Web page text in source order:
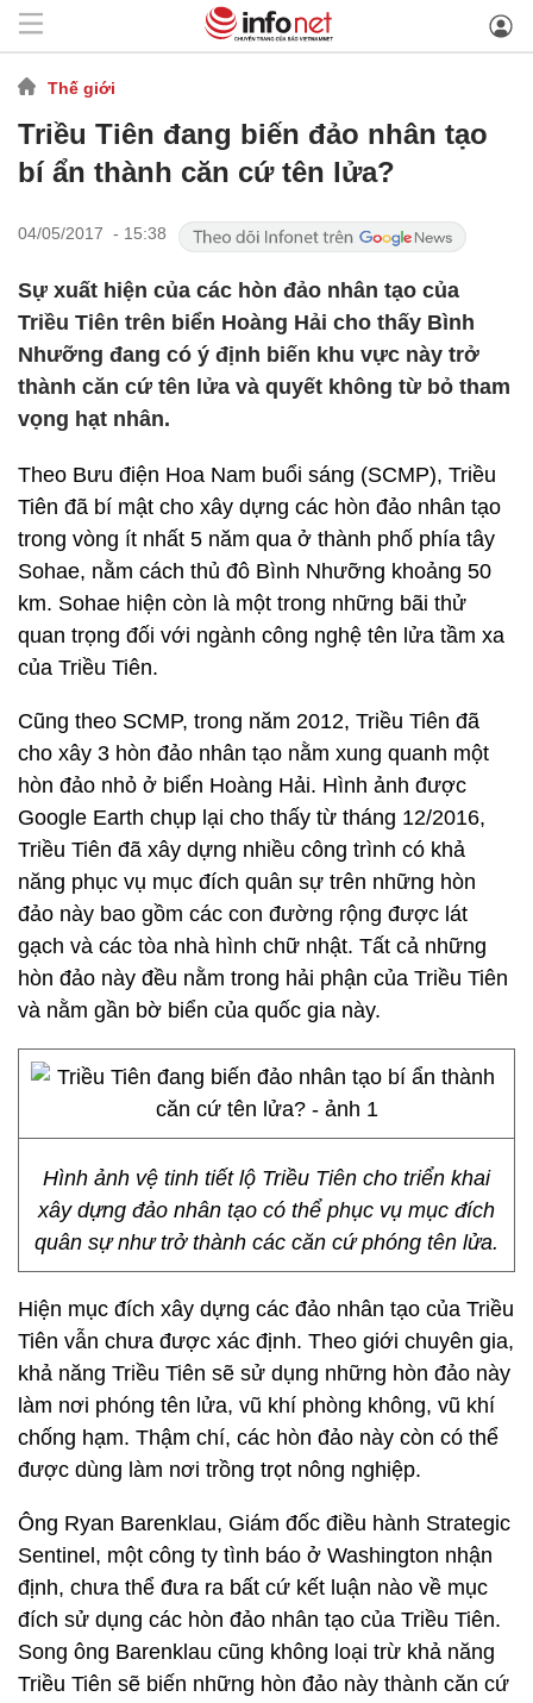
Thế giới
Triều Tiên đang biến đảo nhân tạo
bí ẩn thành căn cứ tên lửa?
04/05/2017 - 15:38
Sự xuất hiện của các hòn đảo nhân tạo của
Triều Tiên trên biển Hoàng Hải cho thấy Bình
Nhưỡng đang có ý định biến khu vực này trở
thành căn cứ tên lửa và quyết không từ bỏ tham
vọng hạt nhân.
Theo Bưu điện Hoa Nam buổi sáng (SCMP), Triều
Tiên đã bí mật cho xây dựng các hòn đảo nhân tạo
trong vòng ít nhất 5 năm qua ở thành phố phía tây
Sohae, nằm cách thủ đô Bình Nhưỡng khoảng 50
km. Sohae hiện còn là một trong những bãi thử
quan trọng đối với ngành công nghệ tên lửa tầm xa
của Triều Tiên.
Cũng theo SCMP, trong năm 2012, Triều Tiên đã
cho xây 3 hòn đảo nhân tạo nằm xung quanh một
hòn đảo nhỏ ở biển Hoàng Hải. Hình ảnh được
Google Earth chụp lại cho thấy từ tháng 12/2016,
Triều Tiên đã xây dựng nhiều công trình có khả
năng phục vụ mục đích quân sự trên những hòn
đảo này bao gồm các con đường rộng được lát
gạch và các tòa nhà hình chữ nhật. Tất cả những
hòn đảo này đều nằm trong hải phận của Triều Tiên
và nằm gần bờ biển của quốc gia này.
Hình ảnh vệ tinh tiết lộ Triều Tiên cho triển khai
xây dựng đảo nhân tạo có thể phục vụ mục đích
quân sự như trở thành các căn cứ phóng tên lửa.
Hiện mục đích xây dựng các đảo nhân tạo của Triều
Tiên vẫn chưa được xác định. Theo giới chuyên gia,
khả năng Triều Tiên sẽ sử dụng những hòn đảo này
làm nơi phóng tên lửa, vũ khí phòng không, vũ khí
chống hạm. Thậm chí, các hòn đảo này còn có thể
được dùng làm nơi trồng trọt nông nghiệp.
Ông Ryan Barenklau, Giám đốc điều hành Strategic
Sentinel, một công ty tình báo ở Washington nhận
định, chưa thể đưa ra bất cứ kết luận nào về mục
đích sử dụng các hòn đảo nhân tạo của Triều Tiên.
Song ông Barenklau cũng không loại trừ khả năng
Triều Tiên sẽ biến những hòn đảo này thành căn cứ